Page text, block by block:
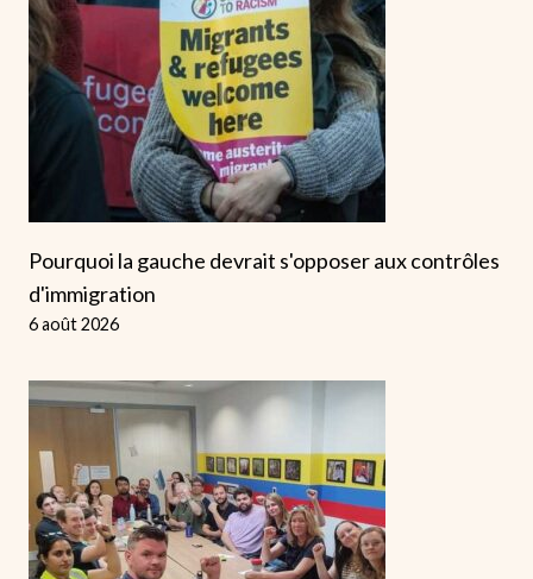
Pourquoi la gauche devrait s'opposer aux contrôles
d'immigration
6 août 2026